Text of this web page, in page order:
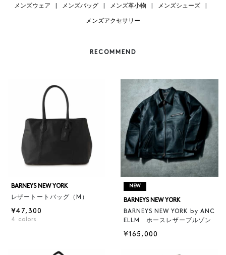
メンズウェア メンズバッグ メンズ革小物 メンズシューズ
メンズアクセサリー
RECOMMEND
BARNEYS NEW YORK
レザートートバッグ（M）
¥47,300
4 colors
NEW
BARNEYS NEW YORK
BARNEYS NEW YORK by ANC
ELLM ホースレザーブルゾン
¥165,000